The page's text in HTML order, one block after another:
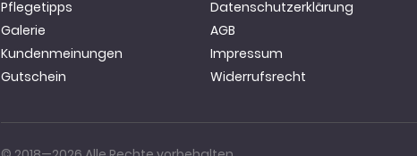
Pflegetipps
Galerie
Kundenmeinungen
Gutschein
Datenschutzerklärung
AGB
Impressum
Widerrufsrecht